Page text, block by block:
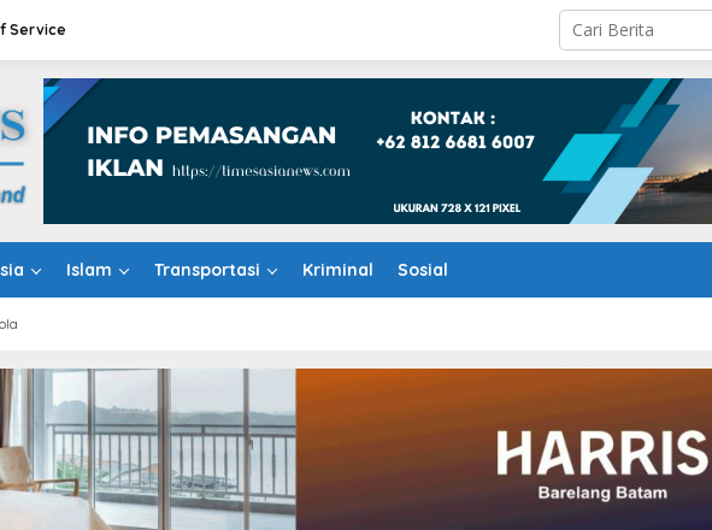
Service
Islam Transportasi Kriminal Sosial